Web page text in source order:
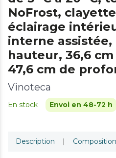
NoFrost,
éclairage
interne assistée,
hauteur, 36,6
47,6 cm de
Vinoteca
En stock Envoi en 48-72 h
Description | Composition